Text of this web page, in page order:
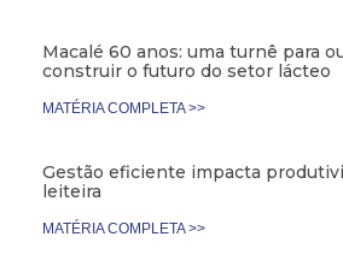
Macalé 60 anos: uma turnê para
construir o futuro do setor lácteo
MATÉRIA COMPLETA >>
Gestão eficiente impacta
leiteira
MATÉRIA COMPLETA >>